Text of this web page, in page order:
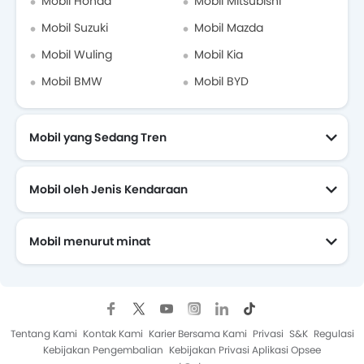
Mobil Suzuki
Mobil Mazda
Mobil Wuling
Mobil Kia
Mobil BMW
Mobil BYD
Mobil yang Sedang Tren
Mobil oleh Jenis Kendaraan
Mobil menurut minat
Tentang Kami Kontak Kami Karier Bersama Kami Privasi S&K Regulasi
Kebijakan Pengembalian Kebijakan Privasi Aplikasi Opsee